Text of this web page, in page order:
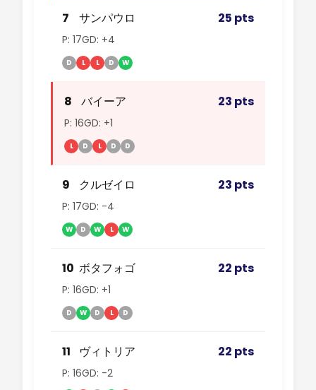
7 サンパウロ 25 pts
P: 17GD: +4
D L L D W
8 バイーア 23 pts
P: 16GD: +1
L D L D D
9 クルゼイロ 23 pts
P: 17GD: -4
W D W L W
10 ボタフォゴ 22 pts
P: 16GD: +1
D W D L D
11 ヴィトリア 22 pts
P: 16GD: -2